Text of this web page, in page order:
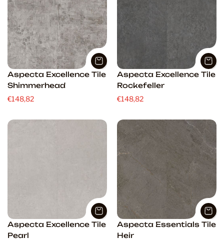
Aspecta Excellence Tile
Shimmerhead
€148,82
Aspecta Excellence Tile
Rockefeller
€148,82
Aspecta Excellence Tile
Pearl
Aspecta Essentials Tile
Heir